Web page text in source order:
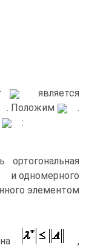
является
. Положим
.
:
ортогональная
и одномерного
элементом
,